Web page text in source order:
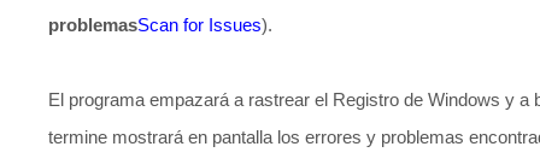
problemasScan for Issues).
El programa empazará a rastrear el Registro de Windows y a
termine mostrará en pantalla los errores y problemas